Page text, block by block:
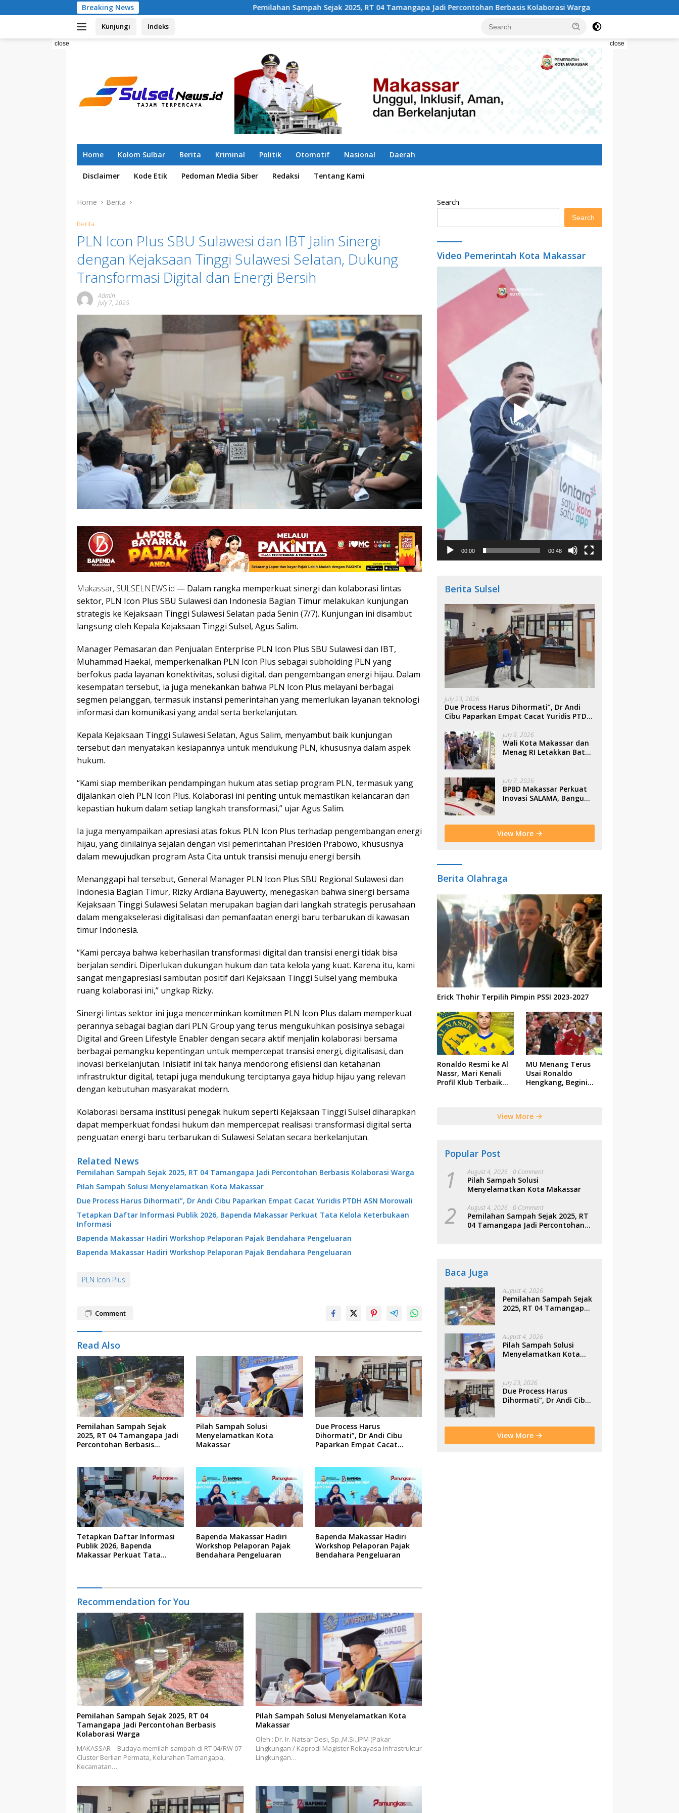
to
Breaking News Pemilahan Sampah Sejak 2025, RT 04 Tamangapa Jadi Percontohan Berbasis Kolaborasi Warga Pilah Sampah Solusi Menyelamatkan
Kunjungi Indeks
close close
Home Kolom Sulbar Berita Kriminal Politik Otomotif Nasional Daerah
Disclaimer Kode Etik Pedoman Media Siber Redaksi Tentang Kami
Home Berita
Berita
PLN Icon Plus SBU Sulawesi dan IBT Jalin Sinergi
dengan Kejaksaan Tinggi Sulawesi Selatan, Dukung
Transformasi Digital dan Energi Bersih
Admin
July 7, 2025
Makassar, SULSELNEWS.id — Dalam rangka memperkuat sinergi dan kolaborasi lintas
sektor, PLN Icon Plus SBU Sulawesi dan Indonesia Bagian Timur melakukan kunjungan
strategis ke Kejaksaan Tinggi Sulawesi Selatan pada Senin (7/7). Kunjungan ini disambut
langsung oleh Kepala Kejaksaan Tinggi Sulsel, Agus Salim.
Manager Pemasaran dan Penjualan Enterprise PLN Icon Plus SBU Sulawesi dan IBT,
Muhammad Haekal, memperkenalkan PLN Icon Plus sebagai subholding PLN yang
berfokus pada layanan konektivitas, solusi digital, dan pengembangan energi hijau. Dalam
kesempatan tersebut, ia juga menekankan bahwa PLN Icon Plus melayani berbagai
segmen pelanggan, termasuk instansi pemerintahan yang memerlukan layanan teknologi
informasi dan komunikasi yang andal serta berkelanjutan.
Kepala Kejaksaan Tinggi Sulawesi Selatan, Agus Salim, menyambut baik kunjungan
tersebut dan menyatakan kesiapannya untuk mendukung PLN, khususnya dalam aspek
hukum.
“Kami siap memberikan pendampingan hukum atas setiap program PLN, termasuk yang
dijalankan oleh PLN Icon Plus. Kolaborasi ini penting untuk memastikan kelancaran dan
kepastian hukum dalam setiap langkah transformasi,” ujar Agus Salim.
Ia juga menyampaikan apresiasi atas fokus PLN Icon Plus terhadap pengembangan energi
hijau, yang dinilainya sejalan dengan visi pemerintahan Presiden Prabowo, khususnya
dalam mewujudkan program Asta Cita untuk transisi menuju energi bersih.
Menanggapi hal tersebut, General Manager PLN Icon Plus SBU Regional Sulawesi dan
Indonesia Bagian Timur, Rizky Ardiana Bayuwerty, menegaskan bahwa sinergi bersama
Kejaksaan Tinggi Sulawesi Selatan merupakan bagian dari langkah strategis perusahaan
dalam mengakselerasi digitalisasi dan pemanfaatan energi baru terbarukan di kawasan
timur Indonesia.
“Kami percaya bahwa keberhasilan transformasi digital dan transisi energi tidak bisa
berjalan sendiri. Diperlukan dukungan hukum dan tata kelola yang kuat. Karena itu, kami
sangat mengapresiasi sambutan positif dari Kejaksaan Tinggi Sulsel yang membuka
ruang kolaborasi ini,” ungkap Rizky.
Sinergi lintas sektor ini juga mencerminkan komitmen PLN Icon Plus dalam memperkuat
perannya sebagai bagian dari PLN Group yang terus mengukuhkan posisinya sebagai
Digital and Green Lifestyle Enabler dengan secara aktif menjalin kolaborasi bersama
berbagai pemangku kepentingan untuk mempercepat transisi energi, digitalisasi, dan
inovasi berkelanjutan. Inisiatif ini tak hanya mendorong efisiensi dan ketahanan
infrastruktur digital, tetapi juga mendukung terciptanya gaya hidup hijau yang relevan
dengan kebutuhan masyarakat modern.
Kolaborasi bersama institusi penegak hukum seperti Kejaksaan Tinggi Sulsel diharapkan
dapat memperkuat fondasi hukum dan mempercepat realisasi transformasi digital serta
penguatan energi baru terbarukan di Sulawesi Selatan secara berkelanjutan.
Related News
Pemilahan Sampah Sejak 2025, RT 04 Tamangapa Jadi Percontohan Berbasis Kolaborasi Warga
Pilah Sampah Solusi Menyelamatkan Kota Makassar
Due Process Harus Dihormati”, Dr Andi Cibu Paparkan Empat Cacat Yuridis PTDH ASN Morowali
Tetapkan Daftar Informasi Publik 2026, Bapenda Makassar Perkuat Tata Kelola Keterbukaan
Informasi
Bapenda Makassar Hadiri Workshop Pelaporan Pajak Bendahara Pengeluaran
Bapenda Makassar Hadiri Workshop Pelaporan Pajak Bendahara Pengeluaran
PLN Icon Plus
Comment
Read Also
Pemilahan Sampah Sejak
2025, RT 04 Tamangapa Jadi
Percontohan Berbasis
Pilah Sampah Solusi
Menyelamatkan Kota
Makassar
Due Process Harus
Dihormati”, Dr Andi Cibu
Paparkan Empat Cacat
Tetapkan Daftar Informasi
Publik 2026, Bapenda
Makassar Perkuat Tata
Bapenda Makassar Hadiri
Workshop Pelaporan Pajak
Bendahara Pengeluaran
Bapenda Makassar Hadiri
Workshop Pelaporan Pajak
Bendahara Pengeluaran
Recommendation for You
Pemilahan Sampah Sejak 2025, RT 04
Tamangapa Jadi Percontohan Berbasis
Kolaborasi Warga
MAKASSAR – Budaya memilah sampah di RT 04/RW 07
Cluster Berlian Permata, Kelurahan Tamangapa,
Kecamatan…
Pilah Sampah Solusi Menyelamatkan Kota
Makassar
Oleh : Dr. Ir. Natsar Desi, Sp.,M.Si.,IPM (Pakar
Lingkungan / Kaprodi Magister Rekayasa Infrastruktur
Lingkungan…
Search
Search
Video Pemerintah Kota Makassar
00:00 00:48
Berita Sulsel
July 23, 2026
Due Process Harus Dihormati”, Dr Andi
Cibu Paparkan Empat Cacat Yuridis PTDH
July 9, 2026
Wali Kota Makassar dan
Menag RI Letakkan Batu
BTP
July 7, 2026
BPBD Makassar Perkuat
Inovasi SALAMA, Bangun
View More
Berita Olahraga
Erick Thohir Terpilih Pimpin PSSI 2023-2027
Ronaldo Resmi ke Al
Nassr, Mari Kenali
Profil Klub Terbaik
MU Menang Terus
Usai Ronaldo
Hengkang, Begini
View More
Popular Post
1 August 4, 2026 0 Comment
Pilah Sampah Solusi
Menyelamatkan Kota Makassar
2 August 4, 2026 0 Comment
Pemilahan Sampah Sejak 2025, RT
04 Tamangapa Jadi Percontohan
Baca Juga
August 4, 2026
Pemilahan Sampah Sejak
2025, RT 04 Tamangapa
Warga
August 4, 2026
Pilah Sampah Solusi
Menyelamatkan Kota
July 23, 2026
Due Process Harus
Dihormati”, Dr Andi Cibu
Morowali
View More